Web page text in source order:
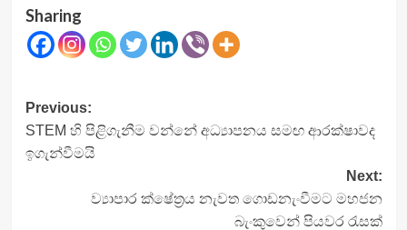
Sharing
Post
navigation
Previous:
STEM හි පිළිගැනීම වන්නේ අධ්‍යාපනය සමඟ ආරක්ෂාවද
ඉගැන්වීමයි
Next:
ව්‍යාපාර ක්ෂේත්‍රය නැවත ගොඩනැංවීමට මහජන
බැංකුවෙන් පියවර රැසක්